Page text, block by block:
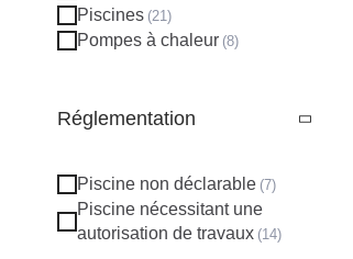
Piscines
Pompes à chaleur
Réglementation
Piscine non déclarable
Piscine nécessitant une
autorisation de travaux